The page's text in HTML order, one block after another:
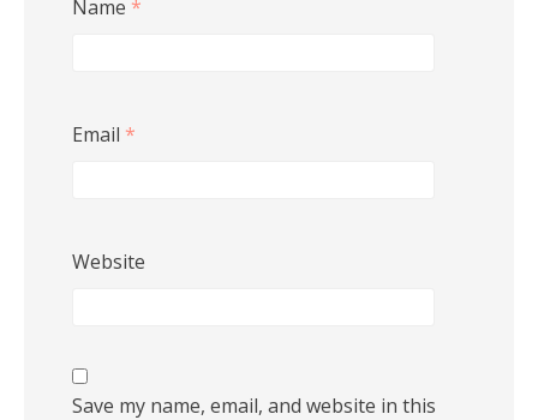
Name *
Email *
Website
Save my name, email, and website in this